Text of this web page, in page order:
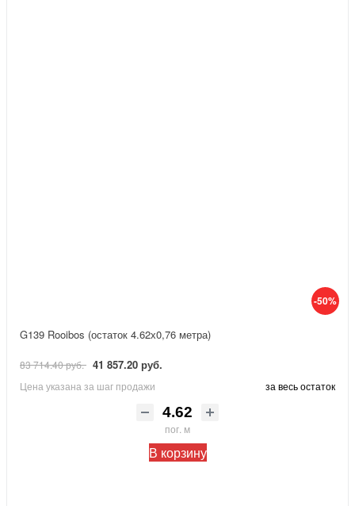
-50%
G139 Rooibos (остаток 4.62х0,76 метра)
83 714.40 руб. 41 857.20 руб.
Цена указана за шаг продажи за весь остаток
пог. м
В корзину